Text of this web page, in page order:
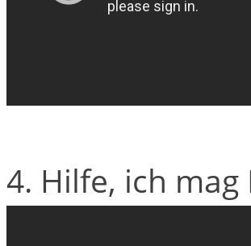
4. Hilfe, ich mag